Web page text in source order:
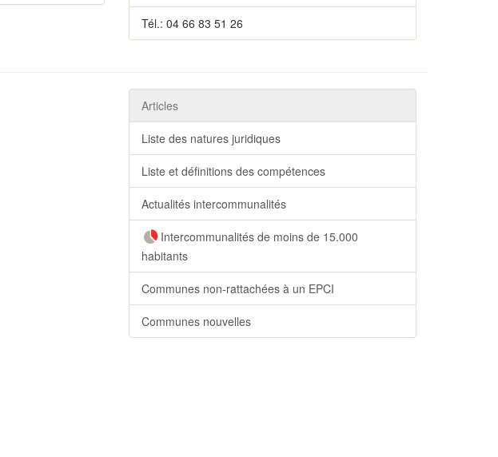
Tél.: 04 66 83 51 26
Articles
Liste des natures juridiques
Liste et définitions des compétences
Actualités intercommunalités
Intercommunalités de moins de 15.000
habitants
Communes non-rattachées à un EPCI
Communes nouvelles